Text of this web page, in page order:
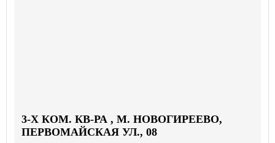
3-X КОМ. КВ-РА , М. НОВОГИРЕЕВО,
ПЕРВОМАЙСКАЯ УЛ., 08